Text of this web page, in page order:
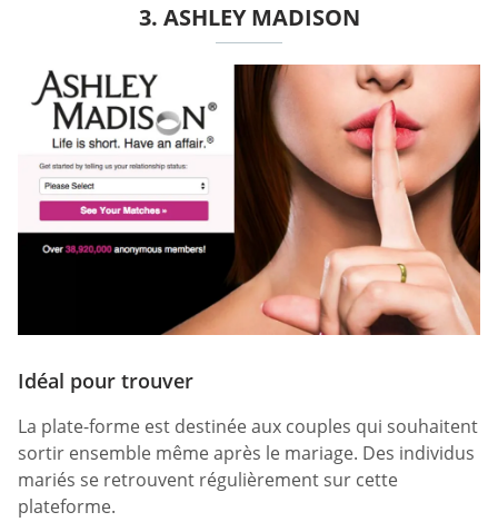
3. ASHLEY MADISON
Idéal pour trouver
La plate-forme est destinée aux couples qui souhaitent
sortir ensemble même après le mariage. Des individus
mariés se retrouvent régulièrement sur cette
plateforme.